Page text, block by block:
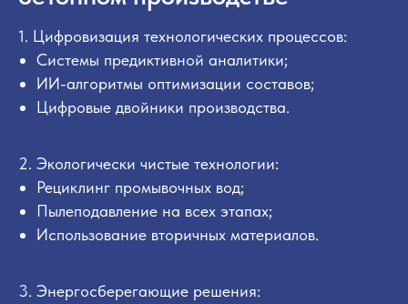
1. Цифровизация технологических процессов:
Системы предиктивной аналитики;
ИИ-алгоритмы оптимизации составов;
Цифровые двойники производства.
2. Экологически чистые технологии:
Рециклинг промывочных вод;
Пылеподавление на всех этапах;
Использование вторичных материалов.
3. Энергосберегающие решения:
Я принимаю условияПолитики
соглашения, а также даю согласие
на обработку персональных
данных на условиях
конфиденциальности
обработки
Я согласен получать рекламные и
информационные материалы
Отправить